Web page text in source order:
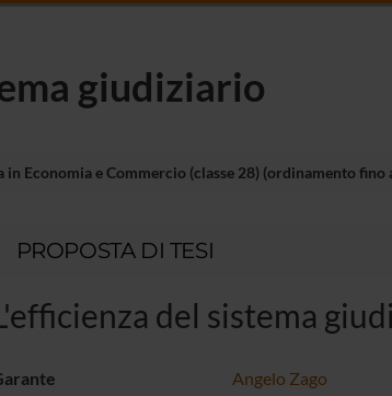
giudiziario
in Economia e Commercio (classe 28) (ordinamento fino
PROPOSTA DI TESI
del sistema
Angelo Zago